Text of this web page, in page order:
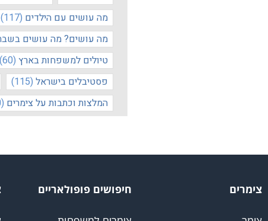
מה עושים עם הילדים (117)
מה עושים? מה עושים
טיולים למשפחות בארץ (60)
פסטיבלים בישראל (115)
המלצות וכתבות על צימרים (90)
צימרים חיפושים פופולאריים